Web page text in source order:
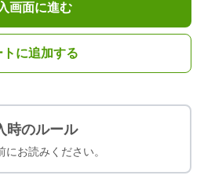
画面に進む
トに追加する
時のルール
にお読みください。